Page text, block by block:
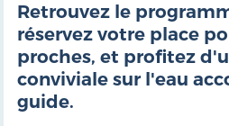
Retrouvez le
réservez votre place
proches, et profitez
conviviale sur l'eau
guide.